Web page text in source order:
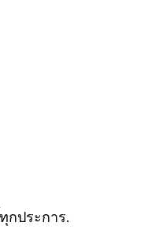
กประการ.